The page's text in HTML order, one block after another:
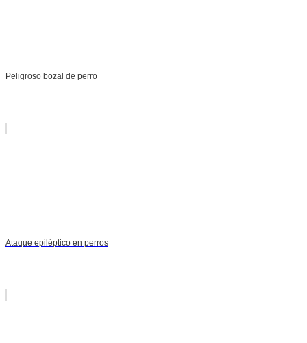
Peligroso bozal de perro
Ataque epiléptico en perros